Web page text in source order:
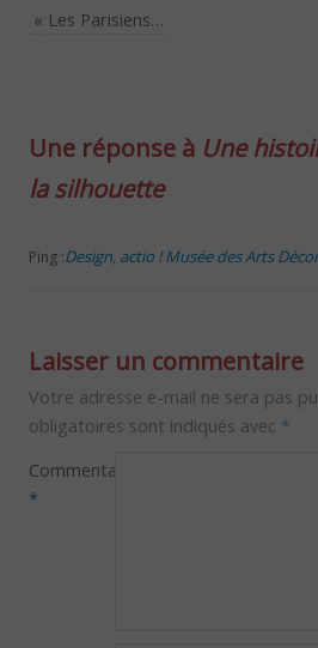
« Les Parisiens…
Une réponse à Une
la silhouette
Ping :Design, actio ! Musée des Arts
Laisser un commentaire
Votre adresse e-mail ne sera pas
obligatoires sont indiqués avec *
Commentaire
*